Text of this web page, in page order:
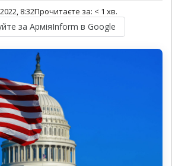
8:32Прочитаєте за: < 1 хв.
за АрміяInform в Google